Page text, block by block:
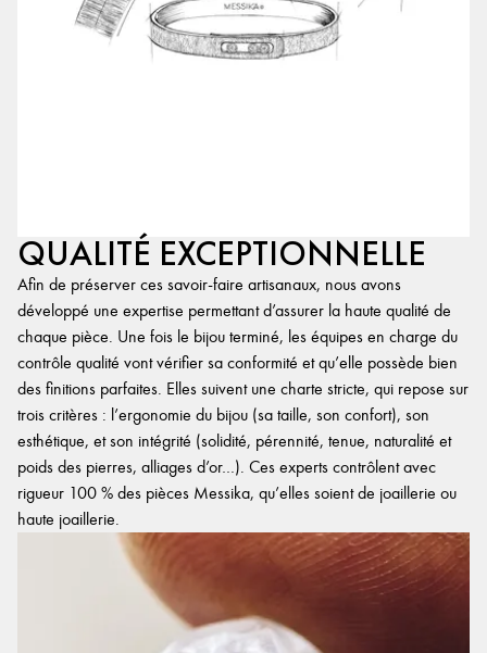
QUALITÉ EXCEPTIONNELLE
Afin de préserver ces savoir-faire artisanaux, nous avons
développé une expertise permettant d’assurer la haute qualité de
chaque pièce. Une fois le bijou terminé, les équipes en charge du
contrôle qualité vont vérifier sa conformité et qu’elle possède bien
des finitions parfaites. Elles suivent une charte stricte, qui repose sur
trois critères : l’ergonomie du bijou (sa taille, son confort), son
esthétique, et son intégrité (solidité, pérennité, tenue, naturalité et
poids des pierres, alliages d’or…). Ces experts contrôlent avec
rigueur 100 % des pièces Messika, qu’elles soient de joaillerie ou
haute joaillerie.